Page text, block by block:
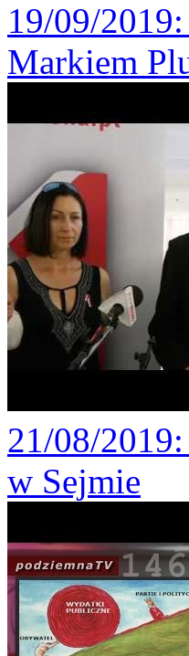
19/09/2019
Markiem
21/08/2019
w Sejmie